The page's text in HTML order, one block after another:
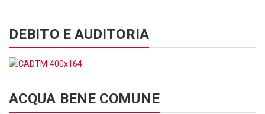
DEBITO E AUDITORIA
ACQUA BENE COMUNE